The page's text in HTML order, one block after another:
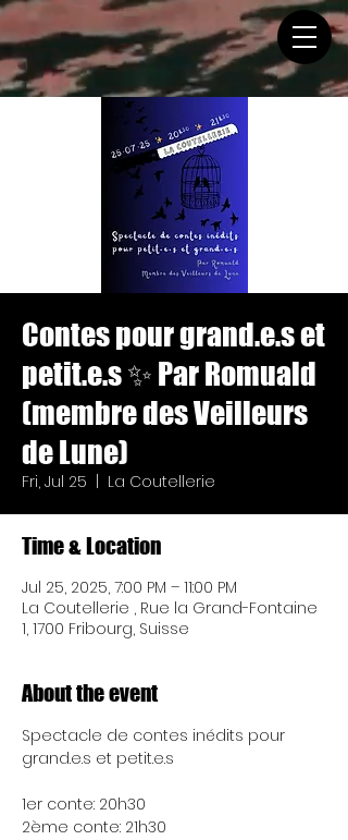
Contes pour grand.e.s et
petit.e.s ✨️ Par Romuald
(membre des Veilleurs
de Lune)
Fri, Jul 25 La Coutellerie
Time & Location
Jul 25, 2025, 7:00 PM – 11:00 PM
La Coutellerie , Rue la Grand-Fontaine
1, 1700 Fribourg, Suisse
About the event
Spectacle de contes inédits pour
grand.e.s et petit.e.s
1er conte: 20h30
2ème conte: 21h30